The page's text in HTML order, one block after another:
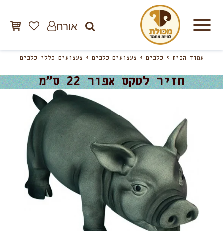
אורח
עמוד הבית כלבים צעצועים כלבים צעצועים כללי כלבים
חזיר לטקס אפור 22 ס”מ